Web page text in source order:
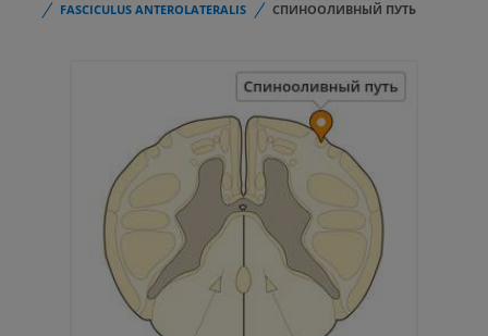
FASCICULUS ANTEROLATERALIS
СПИНООЛИВНЫЙ ПУТЬ